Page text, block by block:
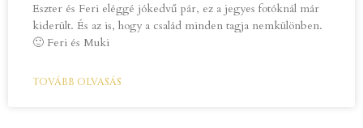
Eszter és Feri eléggé jókedvű pár, ez a jegyes fotóknál már
kiderült. És az is, hogy a család minden tagja nemkülönben.
🙂 Feri és Muki
TOVÁBB OLVASÁS